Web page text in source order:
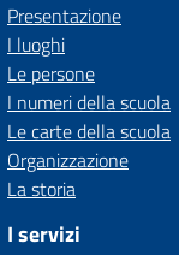
Presentazione
I luoghi
Le persone
I numeri della scuola
Le carte della scuola
Organizzazione
La storia
I servizi